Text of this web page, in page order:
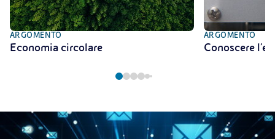
ARGOMENTO
Economia circolare
ARGOMENTO
Conoscere